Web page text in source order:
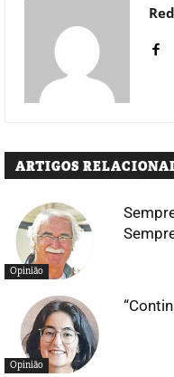
ARTIGOS
Opinião
Opinião